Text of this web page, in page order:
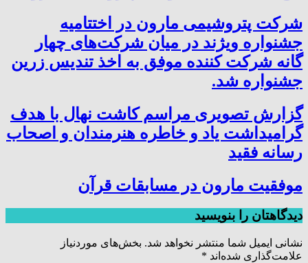
شرکت پتروشیمی مارون در اختتامیه
جشنواره ویژند در میان شرکت‌های چهار
گانه شرکت کننده موفق به اخذ تندیس زرین
جشنواره شد.
گزارش تصویری مراسم کاشت نهال با هدف
گرامیداشت یاد و خاطره هنرمندان و اصحاب
رسانه فقید
موفقیت مارون در مسابقات قرآن
دیدگاهتان را بنویسید
نشانی ایمیل شما منتشر نخواهد شد. بخش‌های موردنیاز
علامت‌گذاری شده‌اند *